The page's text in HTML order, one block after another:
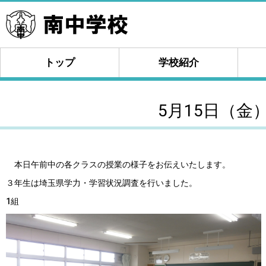
トップ 学校紹介
5月15日（金
本日午前中の各クラスの授業の様子をお伝えいたします。
３年生は埼玉県学力・学習状況調査を行いました。
1組 2